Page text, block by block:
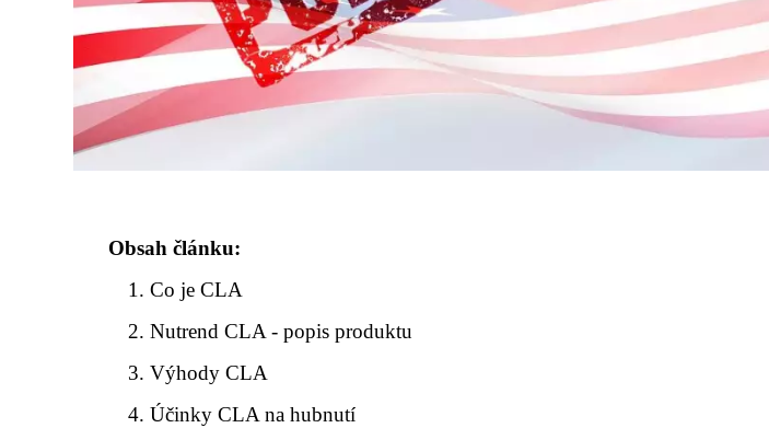
Obsah článku:
Co je CLA
Nutrend CLA - popis produktu
Výhody CLA
Účinky CLA na hubnutí